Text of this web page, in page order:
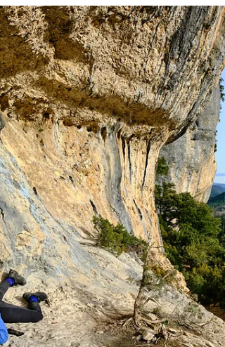
Apprenez à vous entraîner efficacement
en escalade en combinant force,
souplesse, endurance, technique et
mental. Découvrez les principes
essentiels, le rôle du seuil, et comment
planifier vos séances pour progresser
régulièrement tout en évitant blessures
surmenage. Des conseils pratiques et
inspirants pour devenir un grimpeur plus
complet et confiant.